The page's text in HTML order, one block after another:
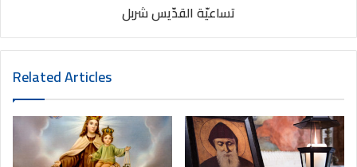
التأمل الخاص بكل يوم من التساعية (من اليوم الاول الى التاسع)
تساعيّة القدّيس شربل
Related Articles